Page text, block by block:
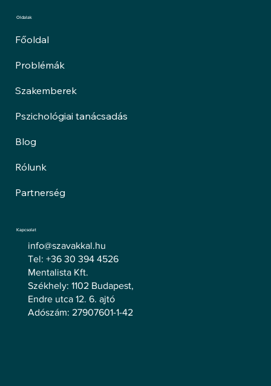
Oldalak
Főoldal
Problémák
Szakemberek
Pszichológiai tanácsadás
Blog
Rólunk
Partnerség
Kapcsolat
info@szavakkal.hu
Tel: +36 30 394 4526
Mentalista Kft.
Székhely: 1102 Budapest,
Endre utca 12. 6. ajtó
Adószám: 27907601-1-42